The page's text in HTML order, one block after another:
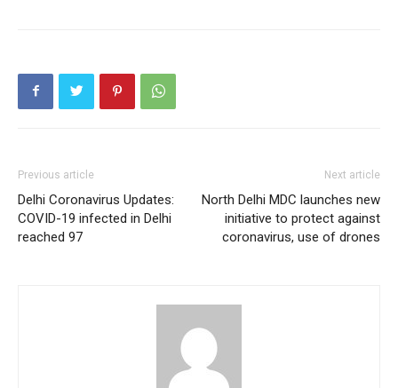
Previous article
Delhi Coronavirus Updates:
COVID-19 infected in Delhi
reached 97
Next article
North Delhi MDC launches new
initiative to protect against
coronavirus, use of drones